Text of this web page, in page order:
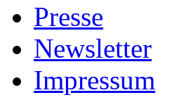
Presse
Newsletter
Impressum